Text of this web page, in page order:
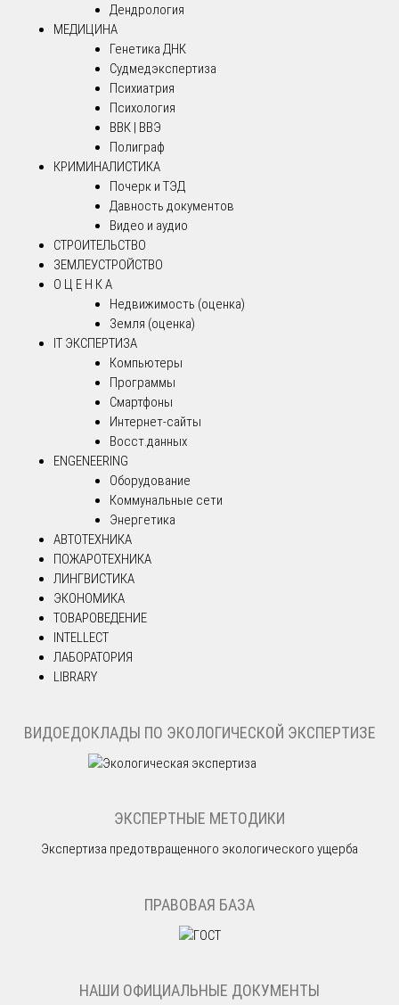
Дендрология
МЕДИЦИНА
Генетика ДНК
Судмедэкспертиза
Психиатрия
Психология
ВВК | ВВЭ
Полиграф
КРИМИНАЛИСТИКА
Почерк и ТЭД
Давность документов
Видео и аудио
СТРОИТЕЛЬСТВО
ЗЕМЛЕУСТРОЙСТВО
О Ц Е Н К А
Недвижимость (оценка)
Земля (оценка)
IT ЭКСПЕРТИЗА
Компьютеры
Программы
Смартфоны
Интернет-сайты
Восст.данных
ENGENEERING
Оборудование
Коммунальные сети
Энергетика
АВТОТЕХНИКА
ПОЖАРОТЕХНИКА
ЛИНГВИСТИКА
ЭКОНОМИКА
ТОВАРОВЕДЕНИЕ
INTELLECT
ЛАБОРАТОРИЯ
LIBRARY
ВИДОЕДОКЛАДЫ ПО ЭКОЛОГИЧЕСКОЙ ЭКСПЕРТИЗЕ
ЭКСПЕРТНЫЕ МЕТОДИКИ
Экспертиза предотвращенного экологического ущерба
ПРАВОВАЯ БАЗА
НАШИ ОФИЦИАЛЬНЫЕ ДОКУМЕНТЫ